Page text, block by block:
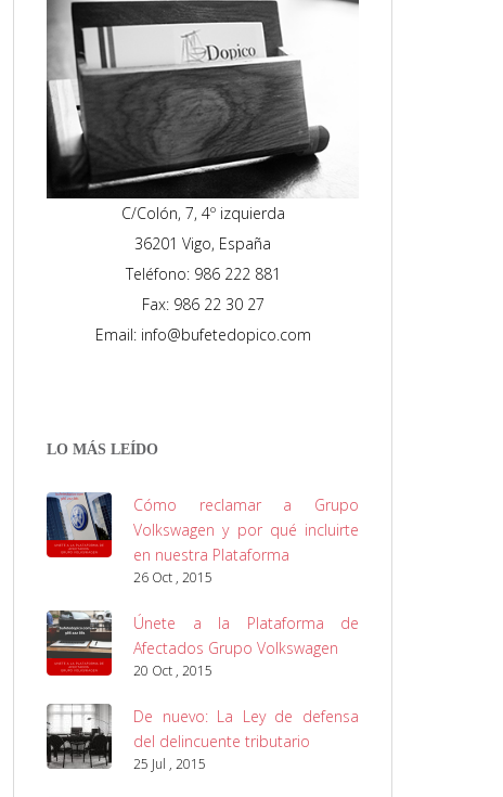
C/Colón, 7, 4º izquierda
36201 Vigo, España
Teléfono: 986 222 881
Fax: 986 22 30 27
Email: info@bufetedopico.com
LO MÁS LEÍDO
Cómo reclamar a Grupo
Volkswagen y por qué incluirte
en nuestra Plataforma
26 Oct , 2015
Únete a la Plataforma de
Afectados Grupo Volkswagen
20 Oct , 2015
De nuevo: La Ley de defensa
del delincuente tributario
25 Jul , 2015